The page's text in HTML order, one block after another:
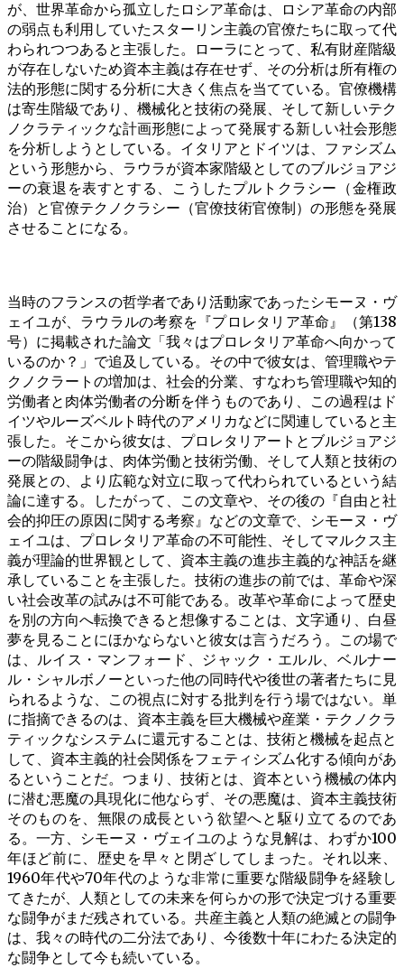
が、世界革命から孤立したロシア革命は、ロシア革命の内部
の弱点も利用していたスターリン主義の官僚たちに取って代
わられつつあると主張した。ローラにとって、私有財産階級
が存在しないため資本主義は存在せず、その分析は所有権の
法的形態に関する分析に大きく焦点を当てている。官僚機構
は寄生階級であり、機械化と技術の発展、そして新しいテク
ノクラティックな計画形態によって発展する新しい社会形態
を分析しようとしている。イタリアとドイツは、ファシズム
という形態から、ラウラが資本家階級としてのブルジョアジ
ーの衰退を表すとする、こうしたプルトクラシー（金権政
治）と官僚テクノクラシー（官僚技術官僚制）の形態を発展
させることになる。
当時のフランスの哲学者であり活動家であったシモーヌ・ヴ
ェイユが、ラウラルの考察を『プロレタリア革命』（第138
号）に掲載された論文「我々はプロレタリア革命へ向かって
いるのか？」で追及している。その中で彼女は、管理職やテ
クノクラートの増加は、社会的分業、すなわち管理職や知的
労働者と肉体労働者の分断を伴うものであり、この過程はド
イツやルーズベルト時代のアメリカなどに関連していると主
張した。そこから彼女は、プロレタリアートとブルジョアジ
ーの階級闘争は、肉体労働と技術労働、そして人類と技術の
発展との、より広範な対立に取って代わられているという結
論に達する。したがって、この文章や、その後の『自由と社
会的抑圧の原因に関する考察』などの文章で、シモーヌ・ヴ
ェイユは、プロレタリア革命の不可能性、そしてマルクス主
義が理論的世界観として、資本主義の進歩主義的な神話を継
承していることを主張した。技術の進歩の前では、革命や深
い社会改革の試みは不可能である。改革や革命によって歴史
を別の方向へ転換できると想像することは、文字通り、白昼
夢を見ることにほかならないと彼女は言うだろう。この場で
は、ルイス・マンフォード、ジャック・エルル、ベルナー
ル・シャルボノーといった他の同時代や後世の著者たちに見
られるような、この視点に対する批判を行う場ではない。単
に指摘できるのは、資本主義を巨大機械や産業・テクノクラ
ティックなシステムに還元することは、技術と機械を起点と
して、資本主義的社会関係をフェティシズム化する傾向があ
るということだ。つまり、技術とは、資本という機械の体内
に潜む悪魔の具現化に他ならず、その悪魔は、資本主義技術
そのものを、無限の成長という欲望へと駆り立てるのであ
る。一方、シモーヌ・ヴェイユのような見解は、わずか100
年ほど前に、歴史を早々と閉ざしてしまった。それ以来、
1960年代や70年代のような非常に重要な階級闘争を経験し
てきたが、人類としての未来を何らかの形で決定づける重要
な闘争がまだ残されている。共産主義と人類の絶滅との闘争
は、我々の時代の二分法であり、今後数十年にわたる決定的
な闘争として今も続いている。